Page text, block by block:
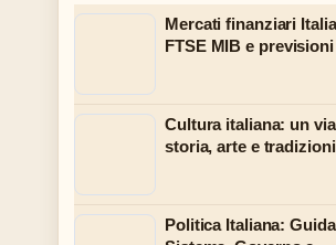
Mercati finanziari
FTSE MIB e previsioni
Cultura italiana: un
storia, arte e tradizioni
Politica Italiana: